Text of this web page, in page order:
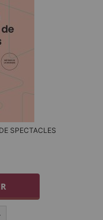
SPECTACLES